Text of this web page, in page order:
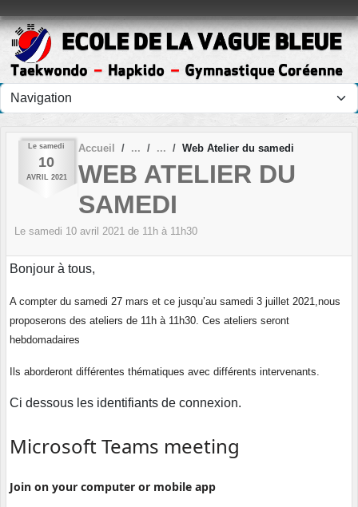
Le samedi
10
AVRIL 2021
Accueil Web Atelier du samedi
WEB ATELIER DU
SAMEDI
Le samedi 10 avril 2021 de 11h à 11h30
Bonjour à tous,
A compter du samedi 27 mars et ce jusqu’au samedi 3 juillet 2021,nous
proposerons des ateliers de 11h à 11h30. Ces ateliers seront
hebdomadaires
Ils aborderont différentes thématiques avec différents intervenants.
Ci dessous les identifiants de connexion.
Microsoft Teams meeting
Join on your computer or mobile app